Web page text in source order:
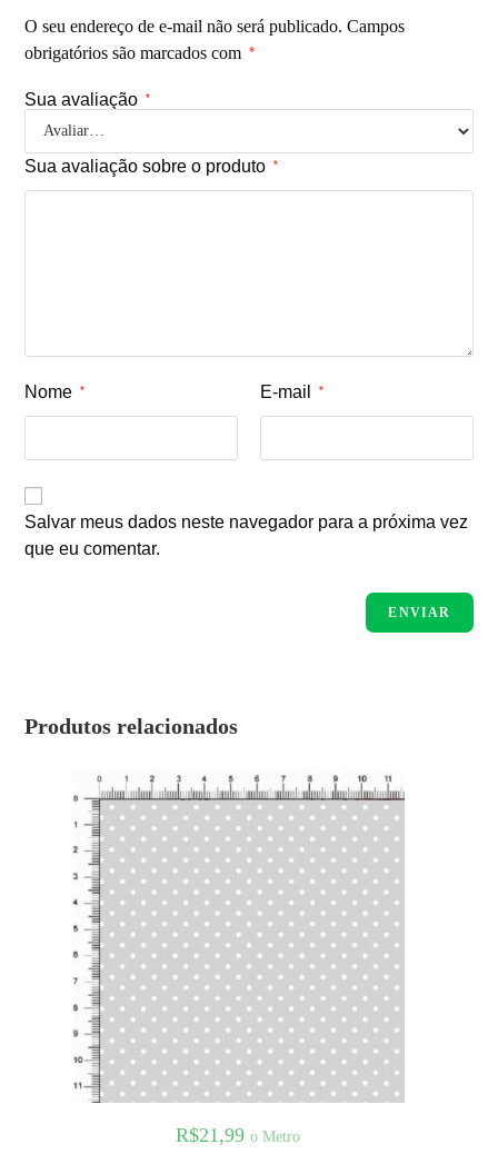
O seu endereço de e-mail não será publicado. Campos
obrigatórios são marcados com
*
Sua avaliação *
Sua avaliação sobre o produto *
Nome * E-mail *
Salvar meus dados neste navegador para a próxima vez
que eu comentar.
Produtos relacionados
R$21,99 o Metro